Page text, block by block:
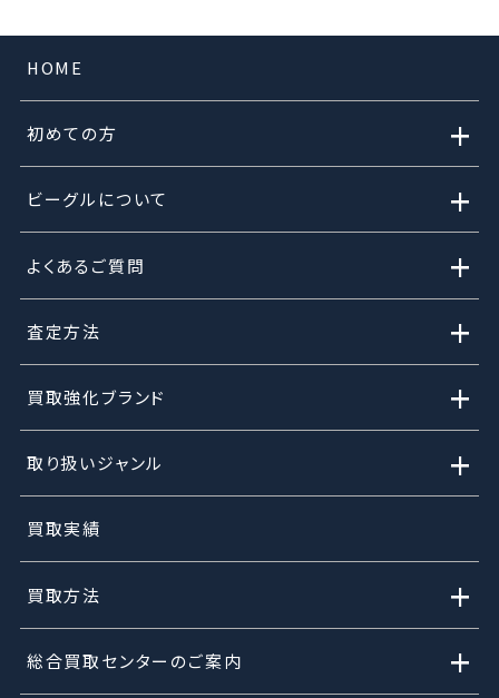
HOME
初めての方 +
ビーグルについて +
よくあるご質問 +
査定方法 +
買取強化ブランド +
取り扱いジャンル +
買取実績
買取方法 +
総合買取センターのご案内 +